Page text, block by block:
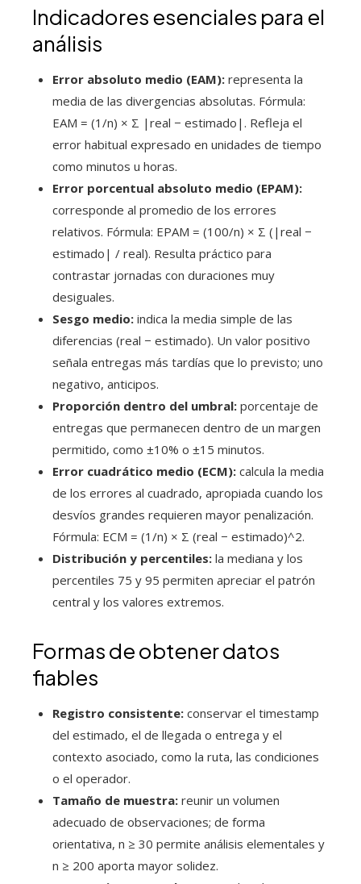
Indicadores esenciales para el
análisis
Error absoluto medio (EAM): representa la
media de las divergencias absolutas. Fórmula:
EAM = (1/n) × Σ |real − estimado|. Refleja el
error habitual expresado en unidades de tiempo
como minutos u horas.
Error porcentual absoluto medio (EPAM):
corresponde al promedio de los errores
relativos. Fórmula: EPAM = (100/n) × Σ (|real −
estimado| / real). Resulta práctico para
contrastar jornadas con duraciones muy
desiguales.
Sesgo medio: indica la media simple de las
diferencias (real − estimado). Un valor positivo
señala entregas más tardías que lo previsto; uno
negativo, anticipos.
Proporción dentro del umbral: porcentaje de
entregas que permanecen dentro de un margen
permitido, como ±10% o ±15 minutos.
Error cuadrático medio (ECM): calcula la media
de los errores al cuadrado, apropiada cuando los
desvíos grandes requieren mayor penalización.
Fórmula: ECM = (1/n) × Σ (real − estimado)^2.
Distribución y percentiles: la mediana y los
percentiles 75 y 95 permiten apreciar el patrón
central y los valores extremos.
Formas de obtener datos
fiables
Registro consistente: conservar el timestamp
del estimado, el de llegada o entrega y el
contexto asociado, como la ruta, las condiciones
o el operador.
Tamaño de muestra: reunir un volumen
adecuado de observaciones; de forma
orientativa, n ≥ 30 permite análisis elementales y
n ≥ 200 aporta mayor solidez.